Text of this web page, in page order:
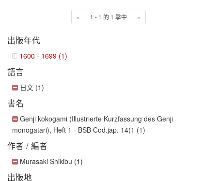
« 1 - 1 的 1 擊中 »
出版年代
1600 - 1699 (1)
語言
日文 (1)
書名
Genji kokogami (Illustrierte Kurzfassung des Genji
monogatari), Heft 1 - BSB Cod.jap. 14(1 (1)
作者 / 編者
Murasaki Shikibu (1)
出版地